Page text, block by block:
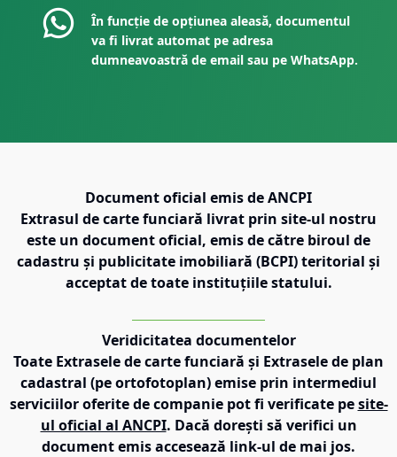
În funcție de opțiunea aleasă, documentul
va fi livrat automat pe adresa
dumneavoastră de email sau pe WhatsApp.
Document oficial emis de ANCPI
Extrasul de carte funciară livrat prin site-ul nostru
este un document oficial, emis de către biroul de
cadastru și publicitate imobiliară (BCPI) teritorial și
acceptat de toate instituțiile statului.
Veridicitatea documentelor
Toate Extrasele de carte funciară și Extrasele de plan
cadastral (pe ortofotoplan) emise prin intermediul
serviciilor oferite de companie pot fi verificate pe site-
ul oficial al ANCPI. Dacă dorești să verifici un
document emis accesează link-ul de mai jos.